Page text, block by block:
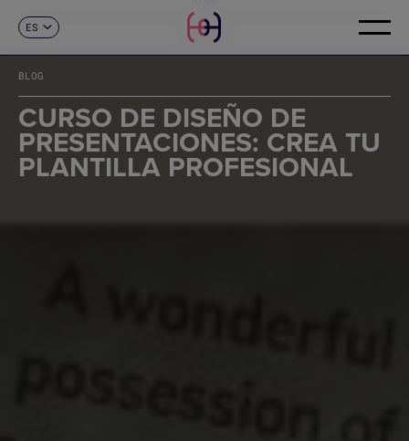
ES
FR
DE
IT
PT
CONTACTO
BLOG
CURSO DE DISEÑO DE
PRESENTACIONES: CREA TU
PLANTILLA PROFESIONAL